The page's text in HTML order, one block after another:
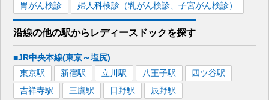
胃がん検診
婦人科検診（乳がん検診、子宮がん検診）
沿線の他の駅から レディースドックを探す
■JR中央本線(東京～塩尻)
東京駅 新宿駅 立川駅 八王子駅 四ツ谷駅
吉祥寺駅 三鷹駅 日野駅 辰野駅